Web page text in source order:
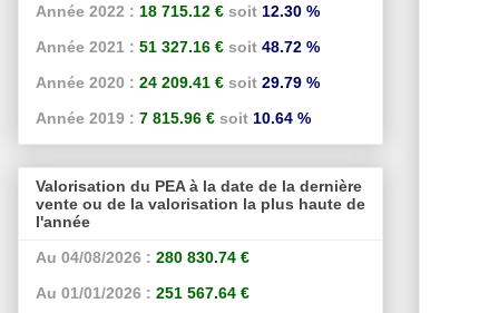
Année 2022 : 18 715.12 € soit 12.30 %
Année 2021 : 51 327.16 € soit 48.72 %
Année 2020 : 24 209.41 € soit 29.79 %
Année 2019 : 7 815.96 € soit 10.64 %
Valorisation du PEA à la date de la dernière
vente ou de la valorisation la plus haute de
l'année
Au 04/08/2026 : 280 830.74 €
Au 01/01/2026 : 251 567.64 €